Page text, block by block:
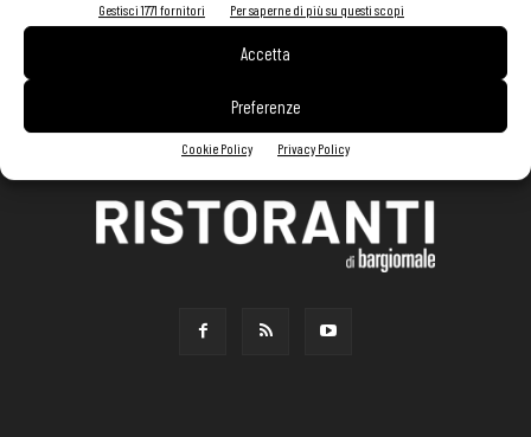
Gestisci 1771 fornitori Per saperne di più su questi scopi
Accetta
Preferenze
Cookie Policy Privacy Policy